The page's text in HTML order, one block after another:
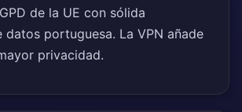
de la UE con sólida
portuguesa. La VPN añade
privacidad.